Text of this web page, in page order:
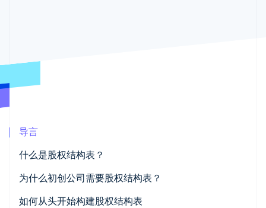
Atlas
Climate
了解 Stripe 如何为 AI 构建经济基础设施。
导言
什么是股权结构表？
为什么初创公司需要股权结构表？
如何从头开始构建股权结构表